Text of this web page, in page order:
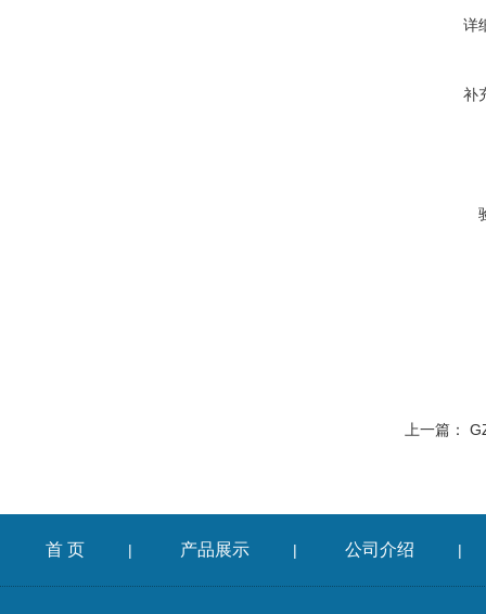
详
补
上一篇：
首 页 | 产品展示 | 公司介绍 |